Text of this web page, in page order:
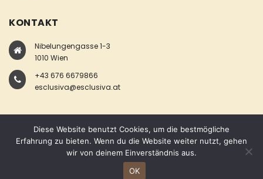
KONTAKT
Nibelungengasse 1-3
1010 Wien
+43 676 6679866
esclusiva@esclusiva.at
COPYRIGHT © ESCLUSIVA
Diese Website benutzt Cookies, um die bestmögliche
Erfahrung zu bieten. Wenn du die Website weiter nutzt, gehen
wir von deinem Einverständnis aus.
OK